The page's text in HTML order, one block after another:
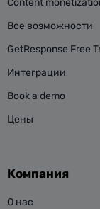
Content
Все возможности
GetResponse Free
Интеграции
Book a demo
Цены
Компания
О нас